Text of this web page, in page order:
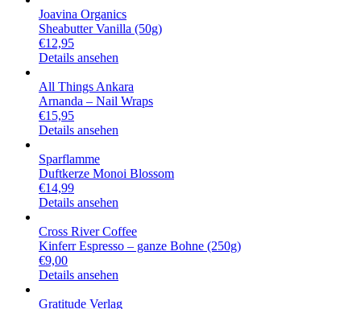
Joavina Organics
Sheabutter Vanilla (50g)
€12,95
Details ansehen
All Things Ankara
Arnanda – Nail Wraps
€15,95
Details ansehen
Sparflamme
Duftkerze Monoi Blossom
€14,99
Details ansehen
Cross River Coffee
Kinferr Espresso – ganze Bohne (250g)
€9,00
Details ansehen
Gratitude Verlag